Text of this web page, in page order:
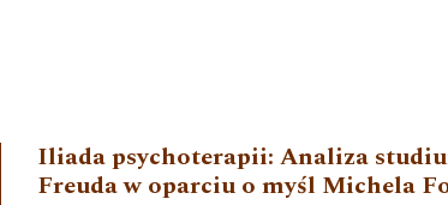
Iliada psychoterapii: Analiza
Freuda w oparciu o myśl Michela